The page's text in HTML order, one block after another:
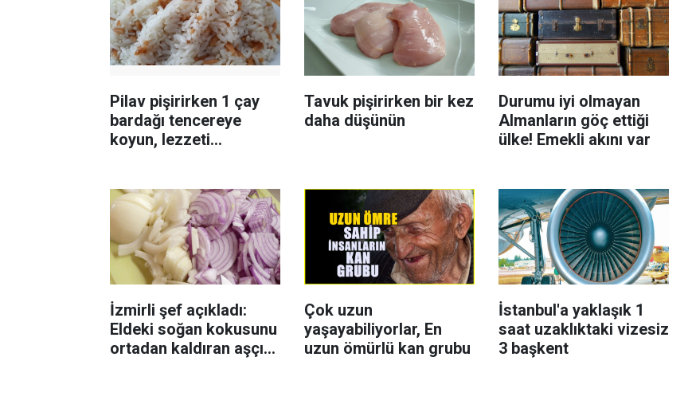
Pilav pişirirken 1 çay
bardağı tencereye
koyun, lezzeti
Tavuk pişirirken bir kez
daha düşünün
Durumu iyi olmayan
Almanların göç ettiği
ülke! Emekli akını var
İzmirli şef açıkladı:
Eldeki soğan kokusunu
ortadan kaldıran aşçı
Çok uzun
yaşayabiliyorlar, En
uzun ömürlü kan grubu
İstanbul'a yaklaşık 1
saat uzaklıktaki vizesiz
3 başkent